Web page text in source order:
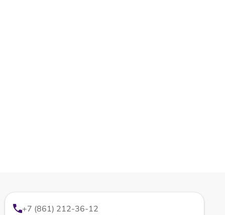
+7 (861) 212-36-12